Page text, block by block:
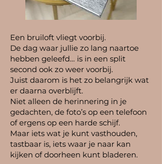
Een bruiloft vliegt voorbij.
De dag waar jullie zo lang naartoe
hebben geleefd… is in een split
second ook zo weer voorbij.
Juist daarom is het zo belangrijk wat
er daarna overblijft.
Niet alleen de herinnering in je
gedachten, de foto’s op een telefoon
of ergens op een harde schijf.
Maar iets wat je kunt vasthouden,
tastbaar is, iets waar je naar kan
kijken of doorheen kunt bladeren.